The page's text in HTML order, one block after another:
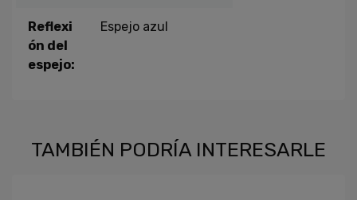
Reflexi
ón del
espejo:
Espejo azul
TAMBIÉN PODRÍA INTERESARLE